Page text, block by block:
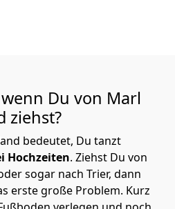
Du von Marl
ziehst?
bedeutet, Du tanzt
Hochzeiten. Ziehst Du von
sogar nach Trier, dann
erste große Problem. Kurz